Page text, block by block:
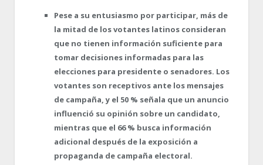
Pese a su entusiasmo por participar, más de
la mitad de los votantes latinos consideran
que no tienen información suficiente para
tomar decisiones informadas para las
elecciones para presidente o senadores. Los
votantes son receptivos ante los mensajes
de campaña, y el 50 % señala que un anuncio
influenció su opinión sobre un candidato,
mientras que el 66 % busca información
adicional después de la exposición a
propaganda de campaña electoral.